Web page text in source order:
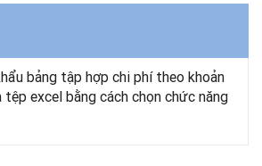
bảng tập hợp chi phí theo khoản
tệp excel bằng cách chọn chức năng